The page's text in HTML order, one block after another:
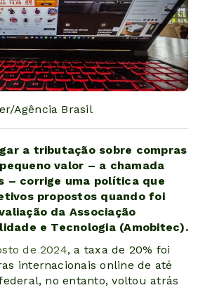
Agência Brasil
a tributação sobre compras
valor – a chamada
– corrige uma política que
propostos quando foi
da Associação
e Tecnologia (Amobitec).
de 2024, a taxa de 20% foi
internacionais online de até
no entanto, voltou atrás